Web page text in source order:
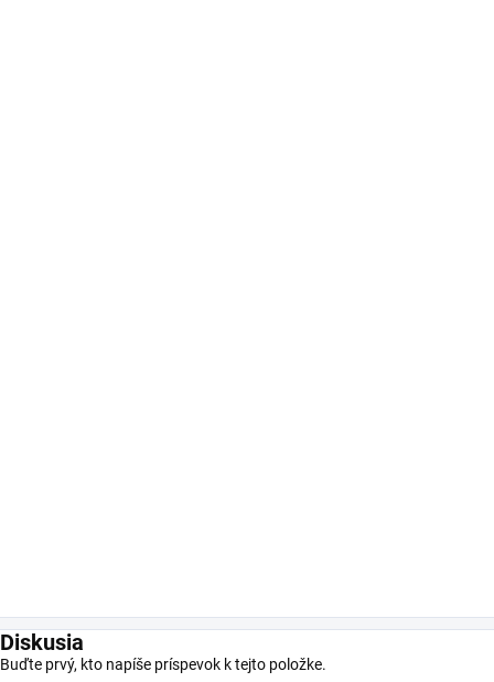
Diskusia
Buďte prvý, kto napíše príspevok k tejto položke.